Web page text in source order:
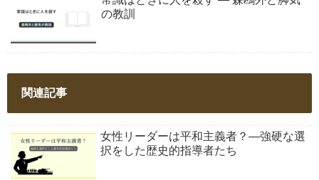
の教訓
関連記事
女性リーダーは平和主義者？―強硬な選
択をした歴史的指導者たち